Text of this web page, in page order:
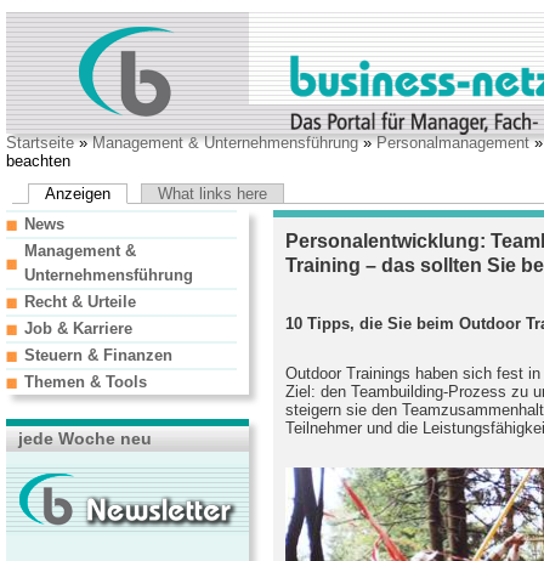
Startseite»Management & Unternehmensführung»Personalmanagement
beachten
Anzeigen
What links here
Personalentwicklung:
Training – das sollten Sie
10 Tipps, die Sie beim Outdoor
Outdoor Trainings haben sich fest
Ziel: den Teambuilding-Prozess zu
steigern sie den
Teilnehmer und die
News
Management &
Unternehmensführung
Recht & Urteile
Job & Karriere
Steuern & Finanzen
Themen & Tools
jede Woche neu